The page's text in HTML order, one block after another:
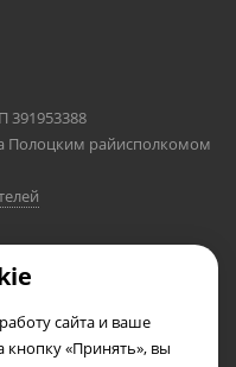
391953388
Полоцким райисполкомом
сайта и ваше
«Принять», вы